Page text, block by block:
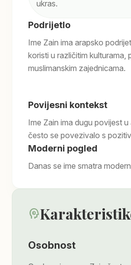
ukras.
Podrijetlo
Ime Zain ima arapsko
koristi u različitim kulturama,
muslimanskim zajednicama.
Povijesni kontekst
Ime Zain ima dugu povijest u
često se povezivalo s
Moderni pogled
Danas se ime smatra
psychology
Osobnost